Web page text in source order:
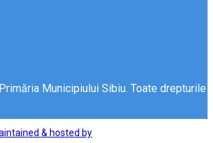
Municipiului Sibiu. Toate drepturile
& hosted by